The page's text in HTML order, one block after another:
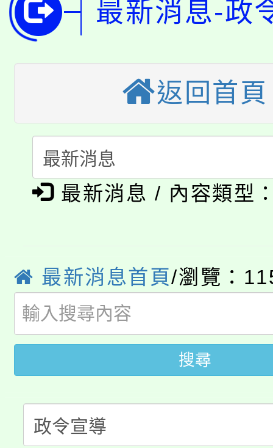
版
代理(課)教師甄選結果(
「2026金融保險知識
車」活動
桃園市115學年度學生
生本土語及新住民語歌
公告本校115學年度第
代理(課)教師甄選結果(
公告本校115學年度第
代理(課)教師甄選結果(
轉知中國文化大學推廣
《TA101》溝通分析基
系所師生報名參加。
淨零綠生活教案入校路
學籍身 分審查程序及
版
淨零綠領人才培育課程
公告本校115學年度第
代理(課)教師甄選結果(
「2026金融保險知識
車」活動
桃園市115學年度學生
生本土語及新住民語歌
公告本校115學年度第
代理(課)教師甄選結果(
公告本校115學年度第
最新消息-政
返回首頁
最新消息 / 內容類型
最新消息首頁/瀏覽：
搜尋